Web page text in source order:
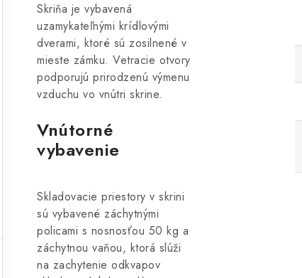
Skriňa je vybavená
uzamykateľnými krídlovými
dverami, ktoré sú zosilnené v
mieste zámku. Vetracie otvory
podporujú prirodzenú výmenu
vzduchu vo vnútri skrine.
Vnútorné
vybavenie
Skladovacie priestory v skrini
sú vybavené záchytnými
policami s nosnosťou 50 kg a
záchytnou vaňou, ktorá slúži
na zachytenie odkvapov